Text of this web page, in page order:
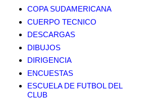
COPA SUDAMERICANA
CUERPO TECNICO
DESCARGAS
DIBUJOS
DIRIGENCIA
ENCUESTAS
ESCUELA DE FUTBOL DEL
CLUB